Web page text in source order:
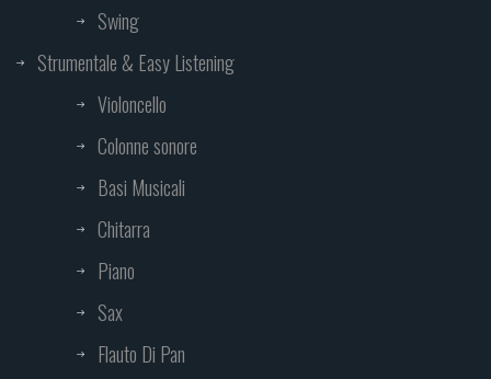
Swing
Strumentale & Easy Listening
Violoncello
Colonne sonore
Basi Musicali
Chitarra
Piano
Sax
Flauto Di Pan